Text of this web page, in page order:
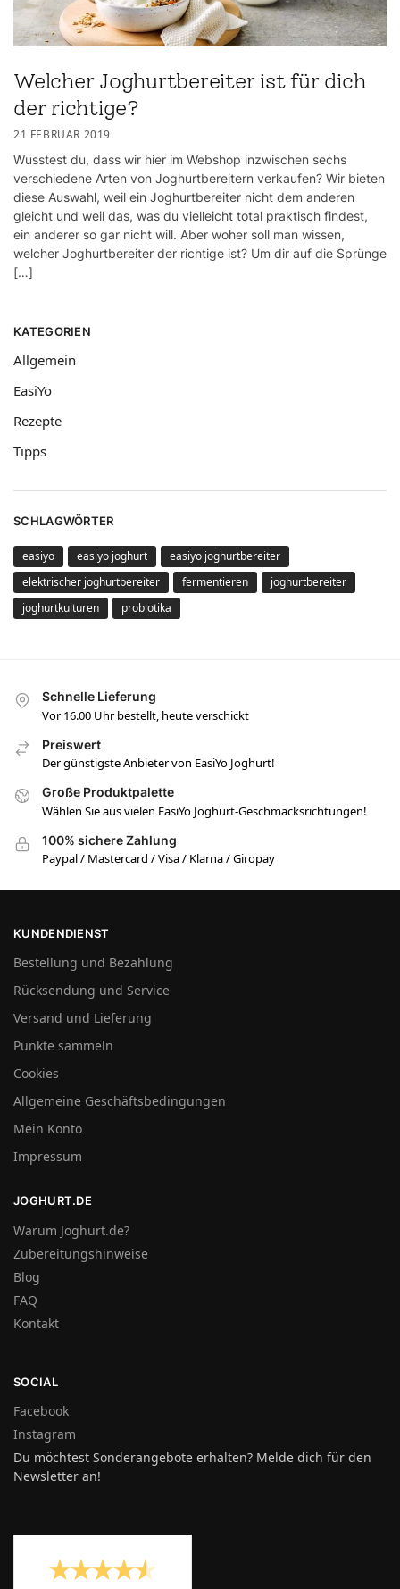
Welcher Joghurtbereiter ist für dich
der richtige?
21 FEBRUAR 2019
Wusstest du, dass wir hier im Webshop inzwischen sechs
verschiedene Arten von Joghurtbereitern verkaufen? Wir bieten
diese Auswahl, weil ein Joghurtbereiter nicht dem anderen
gleicht und weil das, was du vielleicht total praktisch findest,
ein anderer so gar nicht will. Aber woher soll man wissen,
welcher Joghurtbereiter der richtige ist? Um dir auf die Sprünge
[…]
KATEGORIEN
Allgemein
EasiYo
Rezepte
Tipps
SCHLAGWÖRTER
easiyo easiyo joghurt
easiyo joghurtbereiter
elektrischer joghurtbereiter
fermentieren
joghurtbereiter
joghurtkulturen
probiotika
Schnelle Lieferung
Vor 16.00 Uhr bestellt, heute verschickt
Preiswert
Der günstigste Anbieter von EasiYo Joghurt!
Große Produktpalette
Wählen Sie aus vielen EasiYo Joghurt-Geschmacksrichtungen!
100% sichere Zahlung
Paypal / Mastercard / Visa / Klarna / Giropay
KUNDENDIENST
Bestellung und Bezahlung
Rücksendung und Service
Versand und Lieferung
Punkte sammeln
Cookies
Allgemeine Geschäftsbedingungen
Mein Konto
Impressum
JOGHURT.DE
Warum Joghurt.de?
Zubereitungshinweise
Blog
FAQ
Kontakt
SOCIAL
Facebook
Instagram
Du möchtest Sonderangebote erhalten? Melde dich für den
Newsletter an!